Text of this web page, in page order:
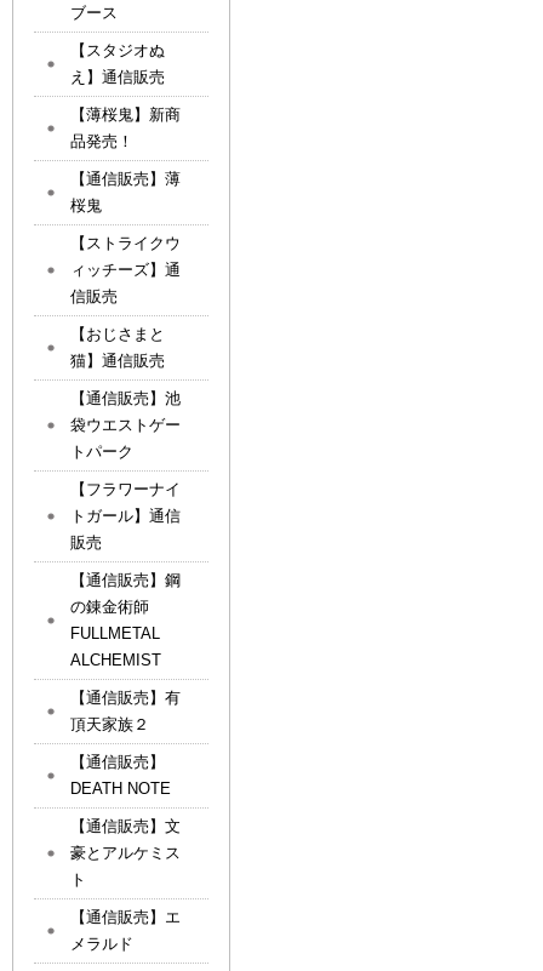
ブース
【スタジオぬ
え】通信販売
【薄桜鬼】新商
品発売！
【通信販売】薄
桜鬼
【ストライクウ
ィッチーズ】通
信販売
【おじさまと
猫】通信販売
【通信販売】池
袋ウエストゲー
トパーク
【フラワーナイ
トガール】通信
販売
【通信販売】鋼
の錬金術師
FULLMETAL
ALCHEMIST
【通信販売】有
頂天家族２
【通信販売】
DEATH NOTE
【通信販売】文
豪とアルケミス
ト
【通信販売】エ
メラルド